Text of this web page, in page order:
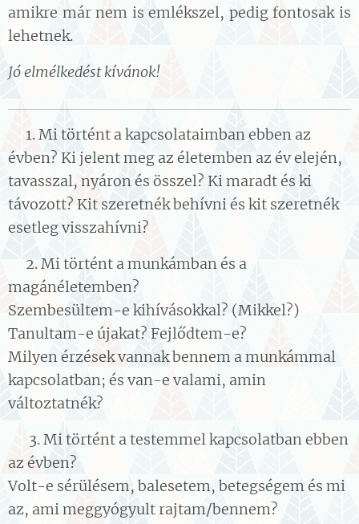
amikre már nem is emlékszel, pedig fontosak is
lehetnek.
Jó elmélkedést kívánok!
👉1. Mi történt a kapcsolataimban ebben az
évben? Ki jelent meg az életemben az év elején,
tavasszal, nyáron és összel? Ki maradt és ki
távozott? Kit szeretnék behívni és kit szeretnék
esetleg visszahívni?
👉2. Mi történt a munkámban és a
magánéletemben?
Szembesültem-e kihívásokkal? (Mikkel?)
Tanultam-e újakat? Fejlődtem-e?
Milyen érzések vannak bennem a munkámmal
kapcsolatban; és van-e valami, amin
változtatnék?
👉 3. Mi történt a testemmel kapcsolatban ebben
az évben?
Volt-e sérülésem, balesetem, betegségem és mi
az, ami meggyógyult rajtam/bennem?